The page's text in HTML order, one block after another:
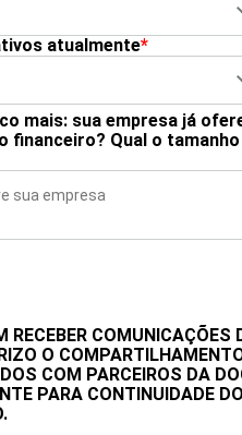
atualmente*
mais: sua empresa já
financeiro? Qual o
RECEBER COMUNICAÇÕES
O
COM PARCEIROS DA
PARA CONTINUIDADE